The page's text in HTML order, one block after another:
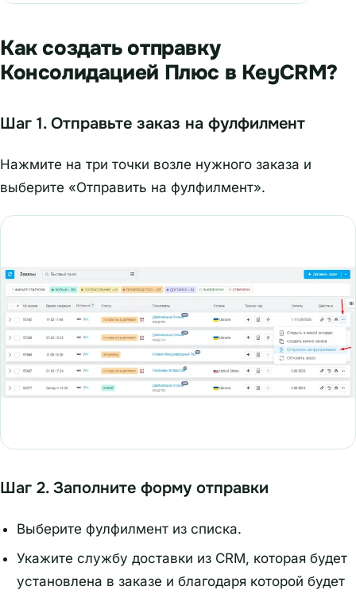
Как создать отправку
Консолидацией Плюс в KeyCRM?
Шаг 1. Отправьте заказ на фулфилмент
Нажмите на три точки возле нужного заказа и
выберите «Отправить на фулфилмент».
Шаг 2. Заполните форму отправки
Выберите фулфилмент из списка.
Укажите службу доставки из CRM, которая будет
установлена в заказе и благодаря которой будет